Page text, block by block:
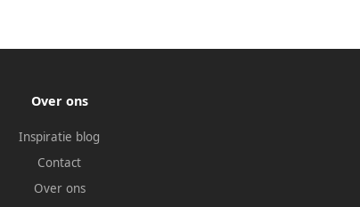
Over ons
Inspiratie blog
Contact
Over ons